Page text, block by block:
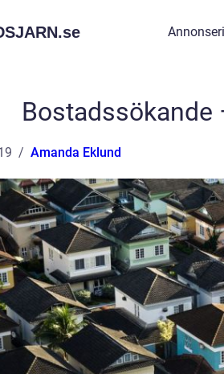
se
Bostadssökande
Amanda Eklund